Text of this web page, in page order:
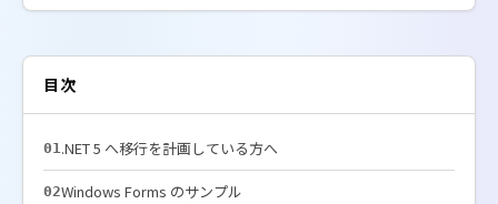
目次
01.NET 5 へ移行を計画している方へ
02Windows Forms のサンプル